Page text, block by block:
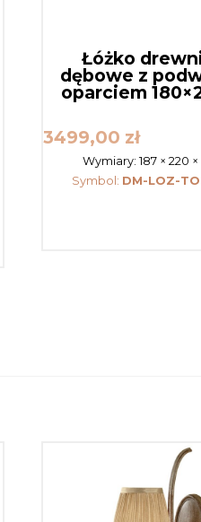
Łóżko
dębowe z
oparciem
3499,00 zł
Wymiary:187 × 220
Symbol: DM-LOZ-